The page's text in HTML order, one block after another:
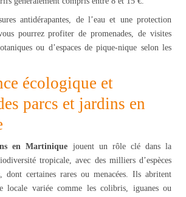
antidérapantes, de l’eau et une protection
pourrez profiter de promenades, de visites
ou d’espaces de pique-nique selon les
écologique et
parcs et jardins en
en Martinique jouent un rôle clé dans la
tropicale, avec des milliers d’espèces
dont certaines rares ou menacées. Ils abritent
locale variée comme les colibris, iguanes ou